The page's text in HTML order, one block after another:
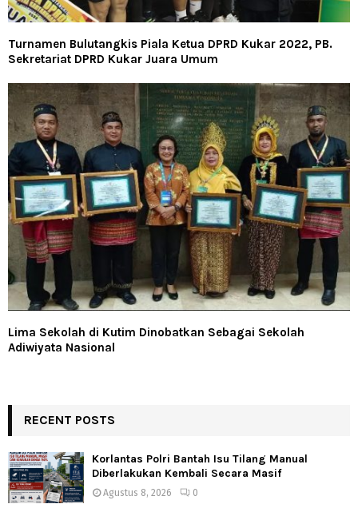
Turnamen Bulutangkis Piala Ketua DPRD Kukar 2022, PB.
Sekretariat DPRD Kukar Juara Umum
Lima Sekolah di Kutim Dinobatkan Sebagai Sekolah
Adiwiyata Nasional
RECENT POSTS
Korlantas Polri Bantah Isu Tilang Manual
Diberlakukan Kembali Secara Masif
Agustus 8, 2026 0